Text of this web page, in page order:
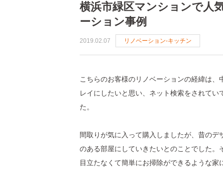
比較！中古リノベ・新築
リノベーションの流れ
横浜市緑区マンションで人
ーション事例
2019.02.07 リノベーション-キッチン
こちらのお客様のリノベーションの経緯は
レイにしたいと思い、ネット検索をされて
た。
間取りが気に入って購入しましたが、昔の
のある部屋にしていきたいとのことでした
目立たなくて簡単にお掃除ができるような家